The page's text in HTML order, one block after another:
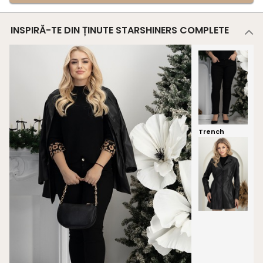
INSPIRĂ-TE DIN ȚINUTE STARSHINERS COMPLETE
Trench